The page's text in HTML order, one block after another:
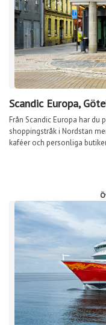
Scandic Europa,
Från Scandic Europa har
shoppingstråk i Nordstan
kaféer och personliga